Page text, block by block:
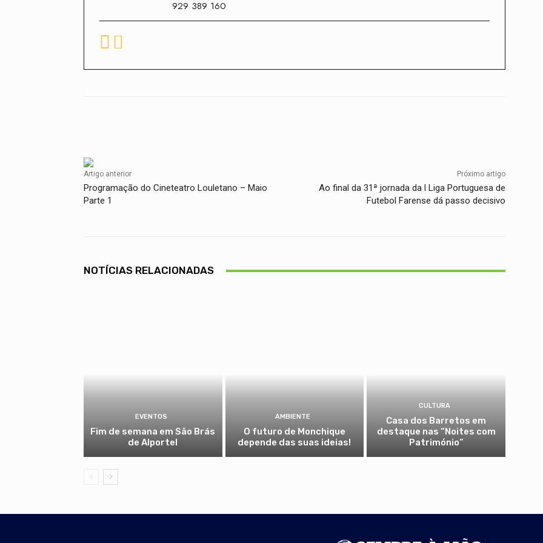
929 389 160
Artigo anterior
Programação do Cineteatro Louletano – Maio
Parte 1
Próximo artigo
Ao final da 31ª jornada da l Liga Portuguesa de
Futebol Farense dá passo decisivo
NOTÍCIAS RELACIONADAS
EVENTOS
Fim de semana em São Brás
de Alportel
AMBIENTE
O futuro de Monchique
depende das suas ideias!
CULTURA
Casa dos Barretos em
destaque nas “Noites com
Património”